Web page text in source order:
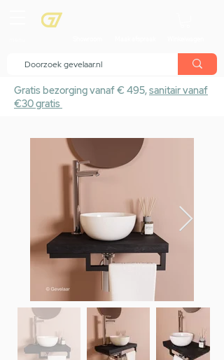
Gratis bezorging vanaf € 495,sanitair vanaf
€30 gratis